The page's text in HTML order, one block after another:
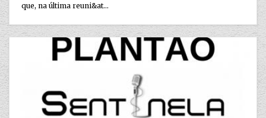
que, na última reuni&at...